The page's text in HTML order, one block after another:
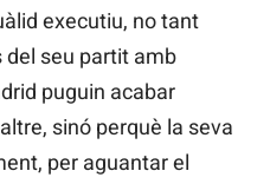
executiu, no tant
del seu partit amb
puguin acabar
sinó perquè la seva
per aguantar el